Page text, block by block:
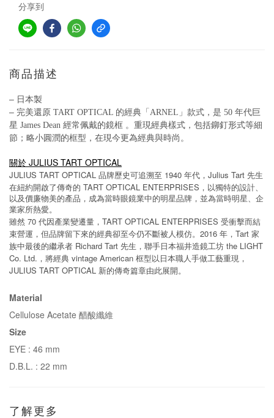
分享到
商品描述
– 日本製
– 完美還原 TART OPTICAL 的經典「ARNEL」款式，是 50 年代巨
星 James Dean 經常佩戴的鏡框 。重現經典樣式，包括鉚釘形式等細
節；略小圓潤的框型，在現今更為經典與時尚。
關於 JULIUS TART OPTICAL
JULIUS TART OPTICAL 品牌歷史可追溯至 1940 年代， Julius Tart 先生
在紐約開啟了傳奇的 TART OPTICAL ENTERPRISES ，以獨特的設計、
以及價廉物美的產品，成為當時眼鏡業中的明星品牌，並為當時明星、企
業家所熱愛。
雖然 70 代因產業變遷量， TART OPTICAL ENTERPRISES 受衝擊而結
束營運，但品牌留下來的經典卻至今仍不斷被人模仿。 2016 年， Tart 家
族中最後的繼承者 Richard Tart 先生，聯手日本福井造鏡工坊 the LIGHT
Co. Ltd. ，將經典 vintage American 框型以日本職人手做工藝重現，
JULIUS TART OPTICAL 新的傳奇篇章由此展開。
Material
Cellulose Acetate 醋酸纖維
Size
EYE : 46 mm
D.B.L. : 22 mm
了解更多